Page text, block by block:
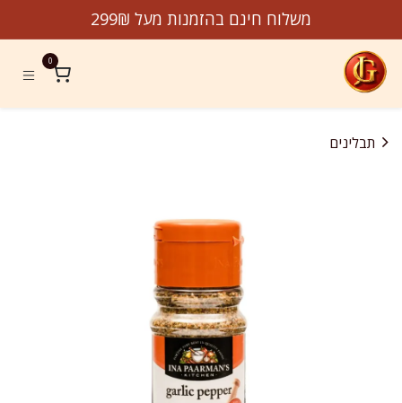
משלוח חינם בהזמנות מעל 299₪
0
תבלינים